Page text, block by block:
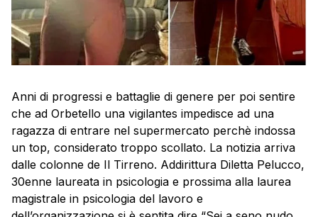
Anni di progressi e battaglie di genere per poi sentire
che ad Orbetello una vigilantes impedisce ad una
ragazza di entrare nel supermercato perchè indossa
un top, considerato troppo scollato. La notizia arriva
dalle colonne de Il Tirreno. Addirittura Diletta Pelucco,
30enne laureata in psicologia e prossima alla laurea
magistrale in psicologia del lavoro e